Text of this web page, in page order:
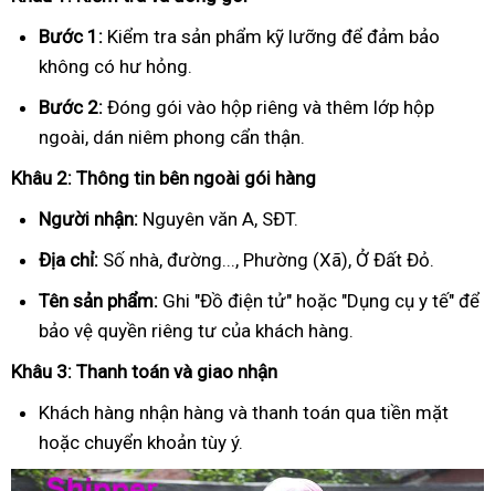
Bước 1: Kiểm tra sản phẩm kỹ lưỡng để đảm bảo
không có hư hỏng.
Bước 2: Đóng gói vào hộp riêng và thêm lớp hộp
ngoài, dán niêm phong cẩn thận.
Khâu 2: Thông tin bên ngoài gói hàng
Người nhận: Nguyên văn A, SĐT.
Địa chỉ: Số nhà, đường..., Phường (Xã), Ở Đất Đỏ.
Tên sản phẩm: Ghi "Đồ điện tử" hoặc "Dụng cụ y tế" để
bảo vệ quyền riêng tư của khách hàng.
Khâu 3: Thanh toán và giao nhận
Khách hàng nhận hàng và thanh toán qua tiền mặt
hoặc chuyển khoản tùy ý.